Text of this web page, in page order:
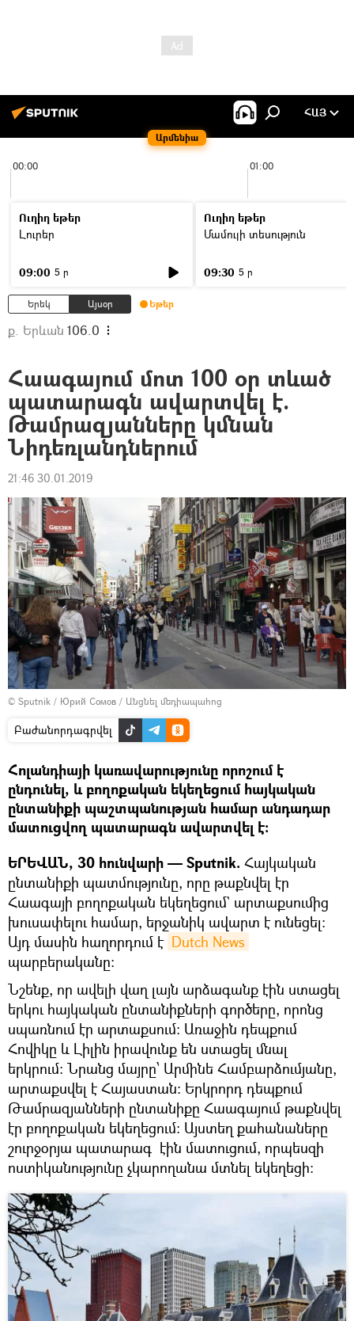
Արմենիա
ՀԱՅ
00:00 01:00
Ուղիղ եթեր
Լուրեր
09:00 5 ր
Ուղիղ եթեր
Մամուլի տեսություն
09:30 5 ր
Երեկ Այսօր Եթեր
ք. Երևան 106.0
Հաագայում մոտ 100 օր տևած
պատարագն ավարտվել է.
Թամրազյանները կմնան
Նիդեռլանդներում
21:46 30.01.2019
© Sputnik / Юрий Сомов / Անցնել մեդիապահոց
Բաժանորդագրվել
Հոլանդիայի կառավարությունը որոշում է
ընդունել, և բողոքական եկեղեցում հայկական
ընտանիքի պաշտպանության համար անդադար
մատուցվող պատարագն ավարտվել է։
ԵՐԵՎԱՆ, 30 հունվարի — Sputnik. Հայկական
ընտանիքի պատմությունը, որը թաքնվել էր
Հաագայի բողոքական եկեղեցում` արտաքսումից
խուսափելու համար, երջանիկ ավարտ է ունեցել։
Այդ մասին հաղորդում է Dutch News
պարբերականը։
Նշենք, որ ավելի վաղ լայն արձագանք էին ստացել
երկու հայկական ընտանիքների գործերը, որոնց
սպառնում էր արտաքսում։ Առաջին դեպքում
Հովիկը և Լիլին իրավունք են ստացել մնալ
երկրում։ Նրանց մայրը՝ Արմինե Համբարձումյանը,
արտաքսվել է Հայաստան։ Երկրորդ դեպքում
Թամրազյանների ընտանիքը Հաագայում թաքնվել
էր բողոքական եկեղեցում։ Այստեղ քահանաները
շուրջօրյա պատարագ էին մատուցում, որպեսզի
ոստիկանությունը չկարողանա մտնել եկեղեցի։